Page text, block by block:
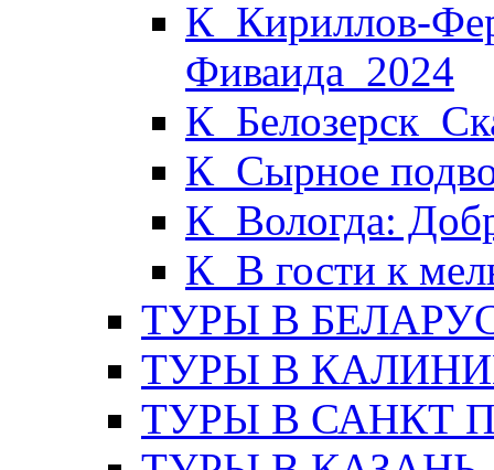
К_Кириллов-
Фиваида_2024
К_Сырное
К_Вологда:
К_В гости к
ТУРЫ В
ТУРЫ В
ТУРЫ В САНКТ